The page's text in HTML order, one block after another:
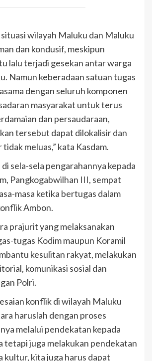
situasi wilayah Maluku dan Maluku
dan kondusif, meskipun
lalu terjadi gesekan antar warga
Namun keberadaan satuan tugas
dengan seluruh komponen
masyarakat untuk terus
dan persaudaraan,
tersebut dapat dilokalisir dan
meluas,” kata Kasdam.
sela-sela pengarahannya kepada
Pangkogabwilhan III, sempat
masa ketika bertugas dalam
Ambon.
prajurit yang melaksanakan
tugas Kodim maupun Koramil
kesulitan rakyat, melakukan
komunikasi sosial dan
Polri.
konflik di wilayah Maluku
haruslah dengan proses
melalui pendekatan kepada
tetapi juga melakukan pendekatan
kultur, kita juga harus dapat